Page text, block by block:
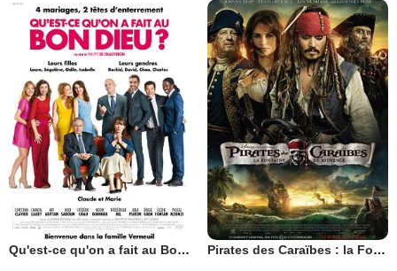
Qu'est-ce qu'on a fait au Bon Dieu? Pirates des Caraïbes : la Fontaine de Jouvence